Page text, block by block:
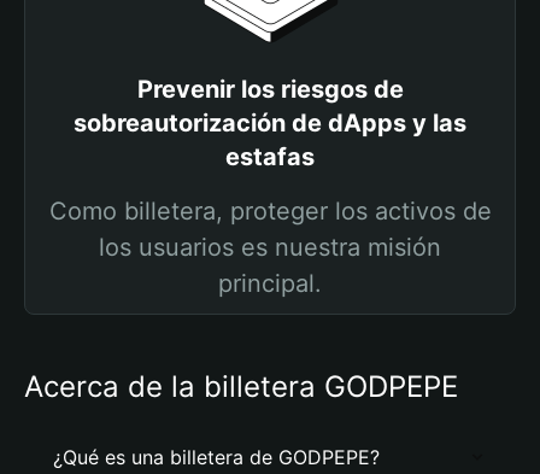
Prevenir los riesgos de
sobreautorización de dApps y las
estafas
Como billetera, proteger los activos de
los usuarios es nuestra misión
principal.
Acerca de la billetera GODPEPE
¿Qué es una billetera de GODPEPE?